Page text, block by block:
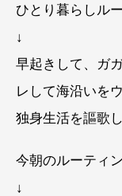
ひとり暮らしル
↓
早起きして、ガ
レして海沿いを
独身生活を謳歌
今朝のルーティ
↓